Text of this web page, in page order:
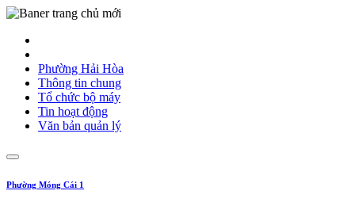
Phường Hải Hòa
Thông tin chung
Tổ chức bộ máy
Tin hoạt động
Văn bản quản lý
Phường Móng Cái 1